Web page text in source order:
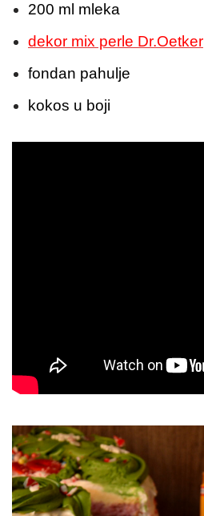
200 ml mleka
dekor mix perle Dr.Oetker
fondan pahulje
kokos u boji